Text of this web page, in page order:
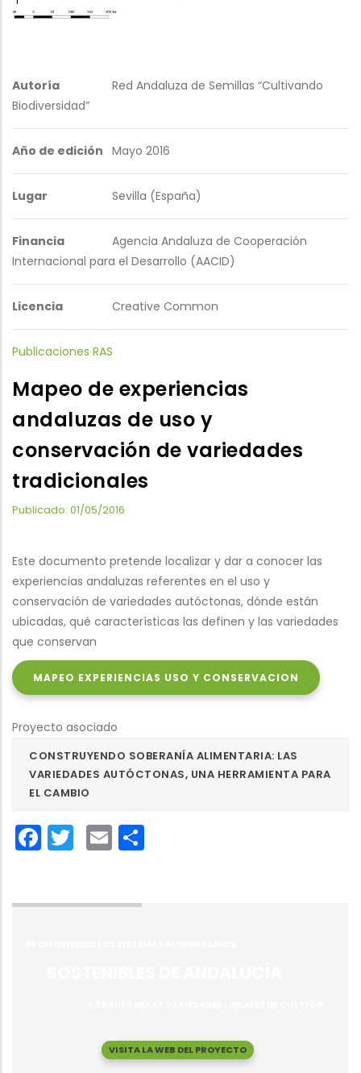
Autoría
Red Andaluza de Semillas “Cultivando
Biodiversidad”
Año de edición Mayo 2016
Lugar Sevilla (España)
Financia
Agencia Andaluza de Cooperación
Internacional para el Desarrollo (AACID)
Licencia Creative Common
Publicaciones RAS
Mapeo de experiencias
andaluzas de uso y
conservación de variedades
tradicionales
Publicado: 01/05/2016
Este documento pretende localizar y dar a conocer las
experiencias andaluzas referentes en el uso y
conservación de variedades autóctonas, dónde están
ubicadas, qué características las definen y las variedades
que conservan
MAPEO EXPERIENCIAS USO Y CONSERVACION
Proyecto asociado
CONSTRUYENDO SOBERANÍA ALIMENTARIA: LAS
VARIEDADES AUTÓCTONAS, UNA HERRAMIENTA PARA
EL CAMBIO
Facebook
Twitter
Email
VISITA LA WEB DEL PROYECTO